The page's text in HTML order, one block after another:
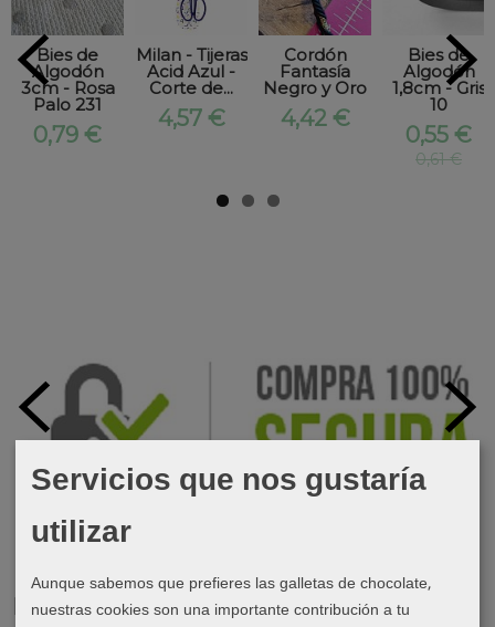
Marcas
Bies de
Algodón
3cm - Rosa
Palo 231
0,79 €
Milan - Tijeras
Acid Azul -
Corte de...
4,57 €
Cordón
Fantasía
Negro y Oro
4,42 €
Bies de
Algodón
1,8cm - Gris
10
0,55 €
0,61 €
Servicios que nos gustaría
utilizar
Aunque sabemos que prefieres las galletas de chocolate,
nuestras cookies son una importante contribución a tu